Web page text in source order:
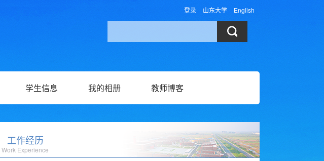
登录 山东大学 English
学生信息 我的相册 教师博客
工作经历
Work Experience